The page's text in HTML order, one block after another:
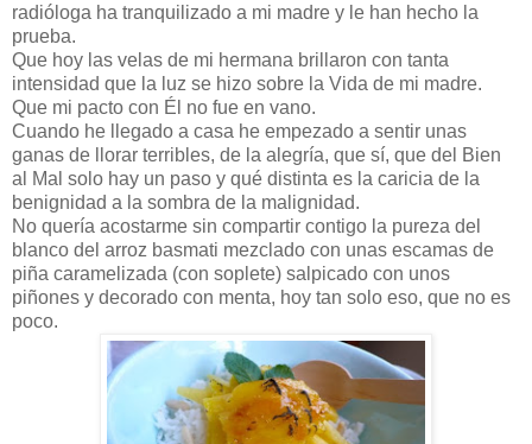
radióloga ha tranquilizado a mi madre y le han hecho la
prueba.
Que hoy las velas de mi hermana brillaron con tanta
intensidad que la luz se hizo sobre la Vida de mi madre.
Que mi pacto con Él no fue en vano.
Cuando he llegado a casa he empezado a sentir unas
ganas de llorar terribles, de la alegría, que sí, que del Bien
al Mal solo hay un paso y qué distinta es la caricia de la
benignidad a la sombra de la malignidad.
No quería acostarme sin compartir contigo la pureza del
blanco del arroz basmati mezclado con unas escamas de
piña caramelizada (con soplete) salpicado con unos
piñones y decorado con menta, hoy tan solo eso, que no es
poco.